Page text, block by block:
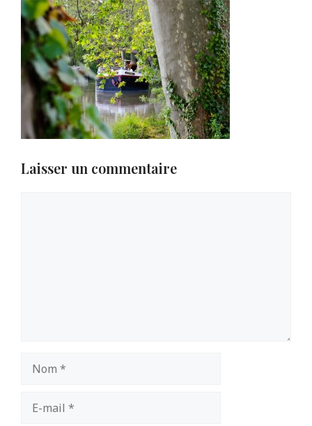
Laisser un commentaire
mail